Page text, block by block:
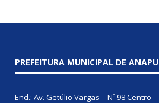
PREFEITURA MUNICIPAL DE ANAPU
End.: Av. Getúlio Vargas – Nº 98 Centro